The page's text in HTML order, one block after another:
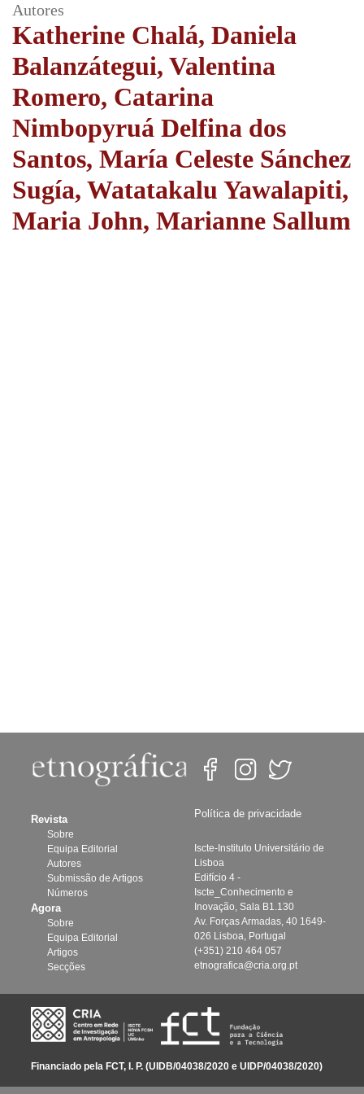
Autores
Katherine Chalá, Daniela
Balanzátegui, Valentina
Romero, Catarina
Nimbopyruá Delfina dos
Santos, María Celeste Sánchez
Sugía, Watatakalu Yawalapiti,
Maria John, Marianne Sallum
Revista
Sobre
Equipa Editorial
Autores
Submissão de Artigos
Números
Agora
Sobre
Equipa Editorial
Artigos
Secções
Política de privacidade
Iscte-Instituto Universitário de
Lisboa
Edifício 4 -
Iscte_Conhecimento e
Inovação, Sala B1.130
Av. Forças Armadas, 40 1649-
026 Lisboa, Portugal
(+351) 210 464 057
etnografica@cria.org.pt
Financiado pela FCT, I. P. (UIDB/04038/2020 e UIDP/04038/2020)